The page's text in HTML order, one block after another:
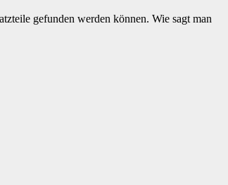
gefunden werden können. Wie sagt man